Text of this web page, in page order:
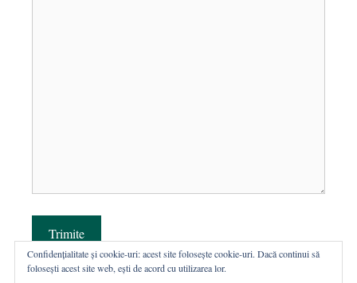
Trimite
Confidențialitate și cookie-uri: acest site folosește cookie-uri. Dacă continui să
folosești acest site web, ești de acord cu utilizarea lor.